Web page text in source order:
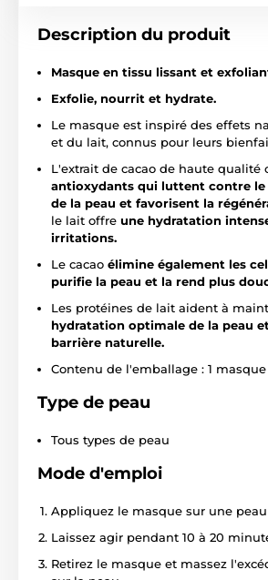
Description du produit
Masque en tissu lissant et
Exfolie, nourrit et hydrate.
Le masque est inspiré des effets
et du lait, connus pour leurs
L'extrait de cacao de haute qualité
antioxydants qui luttent contre le
de la peau et favorisent la
le lait offre une hydratation
irritations.
Le cacao élimine également les
purifie la peau et la rend plus
Les protéines de lait aident à
hydratation optimale de la peau
barrière naturelle.
Contenu de l'emballage : 1
Type de peau
Tous types de peau
Mode d'emploi
Appliquez le masque sur une
Laissez agir pendant 10 à 20
Retirez le masque et massez